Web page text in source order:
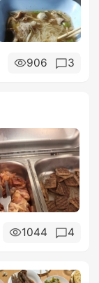
906 3
1044 4